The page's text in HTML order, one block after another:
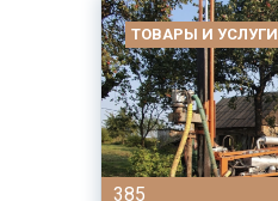
ТОВАРЫ И УСЛУГИ
385